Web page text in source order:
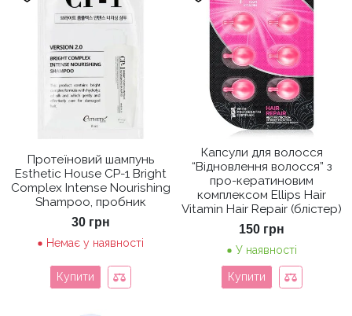
Протеїновий шампунь
Esthetic House CP-1 Bright
Complex Intense Nourishing
Shampoo, пробник
30 грн
Немає у наявності
Купити
Капсули для волосся
“Відновлення волосся” з
про-кератиновим
комплексом Ellips Hair
Vitamin Hair Repair (блістер)
150 грн
У наявності
Купити